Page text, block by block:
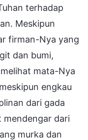
terhadap
Meskipun
firman-Nya yang
dan bumi,
mata-Nya
engkau
dari gada
mendengar dari
murka dan